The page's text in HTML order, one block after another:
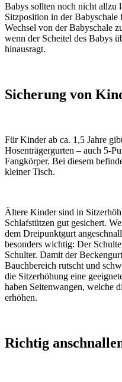
Babys sollten noch nicht allzu
Sitzposition in der
Wechsel von der Babyschale
wenn der Scheitel des Babys
hinausragt.
Sicherung von
Für Kinder ab ca. 1,5 Jahre
Hosenträgergurten – auch 5-
Fangkörper. Bei diesem
kleiner Tisch.
Ältere Kinder sind in
Schlafstützen gut gesichert.
dem Dreipunktgurt
besonders wichtig: Der
Schulter. Damit der
Bauchbereich rutscht und
die Sitzerhöhung eine
haben Seitenwangen, welche
erhöhen.
Richtig